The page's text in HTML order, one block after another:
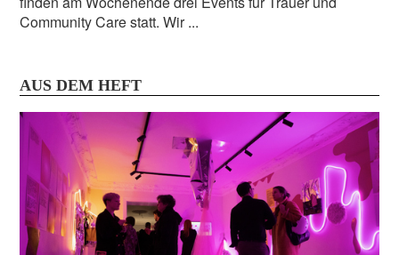
Community Care statt. Wir ...
AUS DEM HEFT